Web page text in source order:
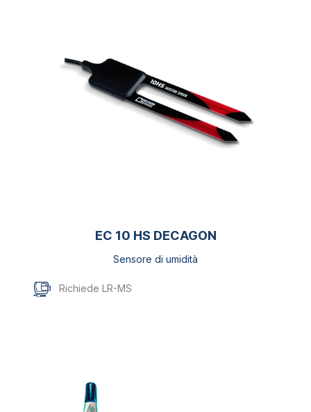
EC 10 HS DECAGON
Sensore di umidità
Richiede LR-MS